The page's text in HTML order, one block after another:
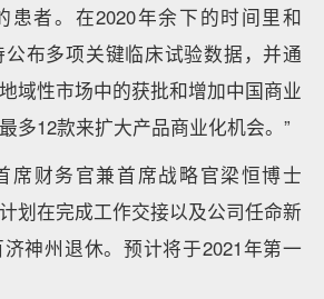
患者。在2020年余下的时间里和
布多项关键临床试验数据，并通
域性市场中的获批和增加中国商业
多12款来扩大产品商业化机会。”
席财务官兼首席战略官梁恒博士
计划在完成工作交接以及公司任命新
神州退休。预计将于2021年第一